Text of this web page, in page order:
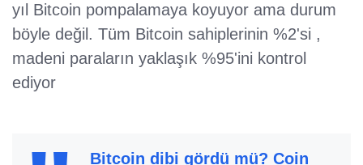
yıl Bitcoin pompalamaya koyuyor ama durum
böyle değil. Tüm Bitcoin sahiplerinin %2'si ,
madeni paraların yaklaşık %95'ini kontrol
ediyor
Bitcoin dibi gördü mü? Coin